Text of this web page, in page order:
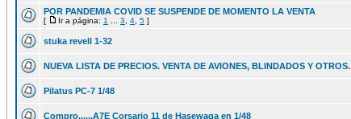
POR PANDEMIA COVID SE SUSPENDE DE MOMENTO LA VENTA
[ Ir a página: 1 3 4 5 ]
stuka revell 1-32
NUEVA LISTA DE PRECIOS. VENTA DE AVIONES, BLINDADOS Y OTROS.
Pilatus PC-7 1/48
Compro......A7E Corsario 11 de Hasewaga en 1/48